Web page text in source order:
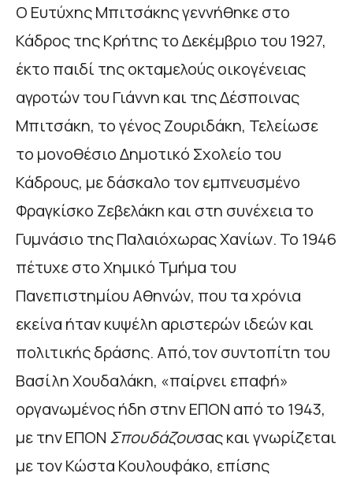
Ο Ευτύχης Μπιτσάκης γεννήθηκε στο
Κάδρος της Κρήτης το Δεκέμβριο του 1927,
έκτο παιδί της οκταμελούς οικογένειας
αγροτών του Γιάννη και της Δέσποινας
Μπιτσάκη, το γένος Ζουριδάκη, Τελείωσε
το μονοθέσιο Δημοτικό Σχολείο του
Κάδρους, με δάσκαλο τον εμπνευσμένο
Φραγκίσκο Ζεβελάκη και στη συνέχεια το
Γυμνάσιο της Παλαιόχωρας Χανίων. Το 1946
πέτυχε στο Χημικό Τμήμα του
Πανεπιστημίου Αθηνών, που τα χρόνια
εκείνα ήταν κυψέλη αριστερών ιδεών και
πολιτικής δράσης. Από,τον συντοπίτη του
Βασίλη Χουδαλάκη, «παίρνει επαφή»
οργανωμένος ήδη στην ΕΠΟΝ από τo 1943,
με την ΕΠΟΝ Σπουδάζουσας και γνωρίζεται
με τον Κώστα Κουλουφάκο, επίσης